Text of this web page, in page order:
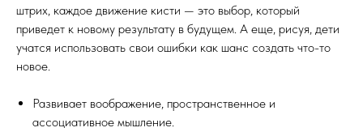
штрих, каждое движение кисти — это выбор, который
приведет к новому результату в будущем. А еще, рисуя, дети
учатся использовать свои ошибки как шанс создать что-то
новое.
Развивает воображение, пространственное и
ассоциативное мышление.